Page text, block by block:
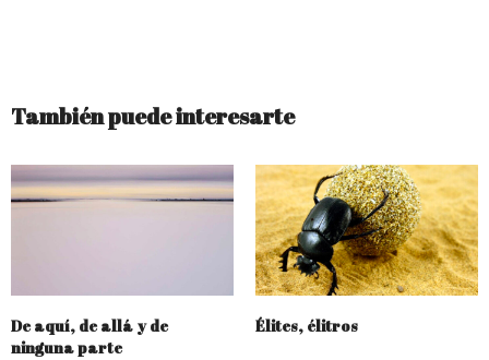
También puede interesarte
De aquí, de allá y de
ninguna parte
Élites, élitros